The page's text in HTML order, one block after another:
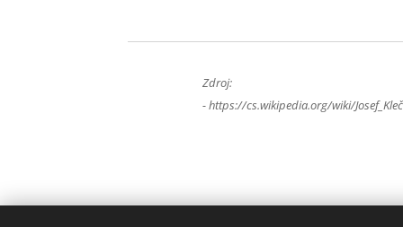
Zdroj:
-https://cs.wikipedia.org/wiki/